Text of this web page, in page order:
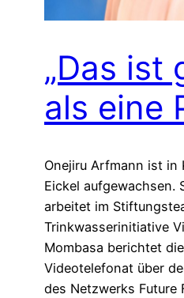
„Das ist
als eine
Onejiru Arfmann ist in
Eickel aufgewachsen.
arbeitet im
Trinkwasserinitiative
Mombasa berichtet
Videotelefonat über
des Netzwerks Future